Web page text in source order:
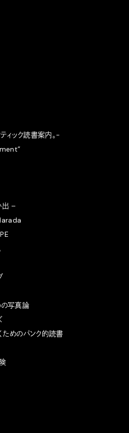
ック読書案内。-
出 –
の写真論
ためのパンク的読書